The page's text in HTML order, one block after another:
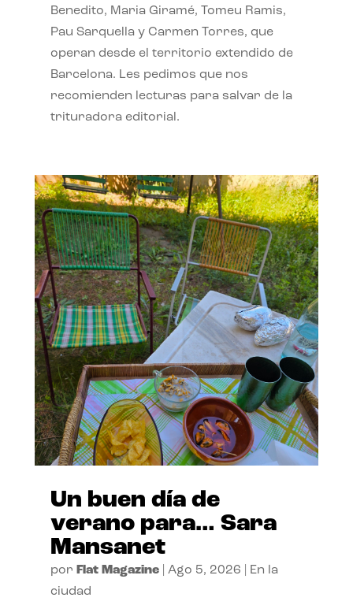
Benedito, Maria Giramé, Tomeu Ramis,
Pau Sarquella y Carmen Torres, que
operan desde el territorio extendido de
Barcelona. Les pedimos que nos
recomienden lecturas para salvar de la
trituradora editorial.
Un buen día de
verano para… Sara
Mansanet
por Flat Magazine| Ago 5, 2026
En la
ciudad